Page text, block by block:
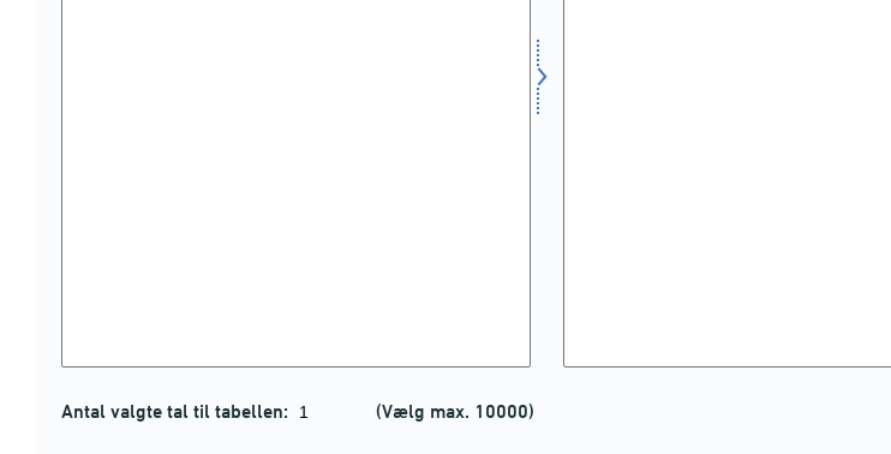
Antal valgte tal til tabellen: (Vælg max. 10000)